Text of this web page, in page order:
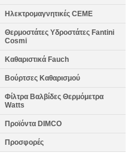
Ηλεκτρομαγνητικές CEME
Θερμοστάτες Υδροστάτες Fantini
Cosmi
Καθαριστικά Fauch
Βούρτσες Καθαρισμού
Φίλτρα Βαλβίδες Θερμόμετρα
Watts
Προϊόντα DIMCO
Προσφορές